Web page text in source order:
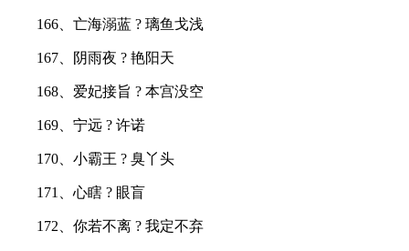
166、亡海溺蓝 ? 璃鱼戈浅
167、阴雨夜 ? 艳阳天
168、爱妃接旨 ? 本宫没空
169、宁远 ? 许诺
170、小霸王 ? 臭丫头
171、心瞎 ? 眼盲
172、你若不离 ? 我定不弃